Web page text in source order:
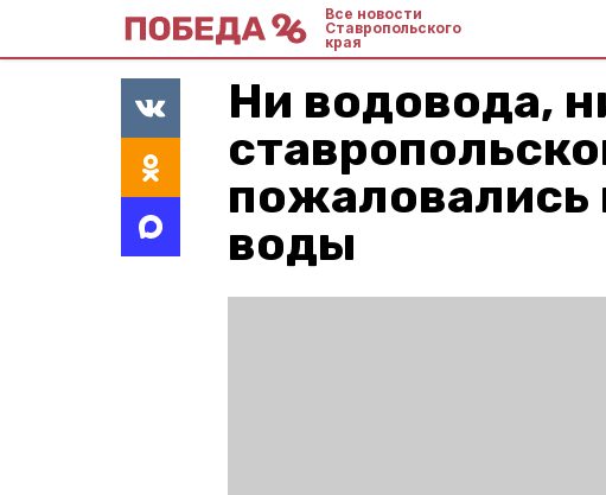
Все новости
Ставропольского
края
Ни водовода,
пожаловались
воды